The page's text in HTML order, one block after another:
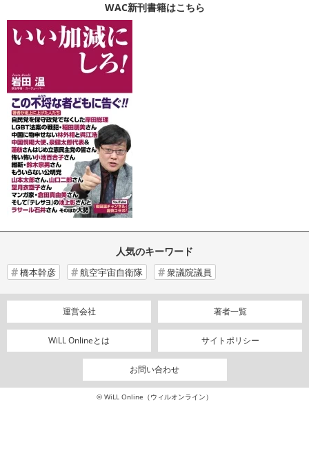
WAC新刊書籍はこちら
人気のキーワード
橋本幹彦 航空宇宙自衛隊 衆議院議員
運営会社 著者一覧
WiLL Onlineとは サイトポリシー
お問い合わせ
© WiLL Online（ウィルオンライン）